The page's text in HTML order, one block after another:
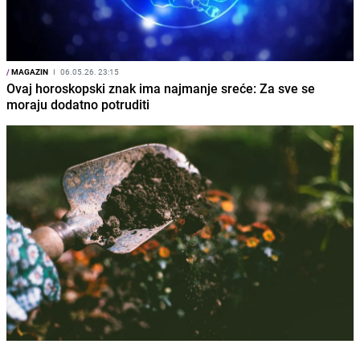
/MAGAZIN I 06.05.26. 23:15
Ovaj horoskopski znak ima najmanje sreće: Za sve se
moraju dodatno potruditi